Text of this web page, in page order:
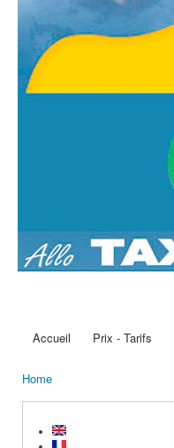
Main menu
Accueil Prix - Tarifs
Home